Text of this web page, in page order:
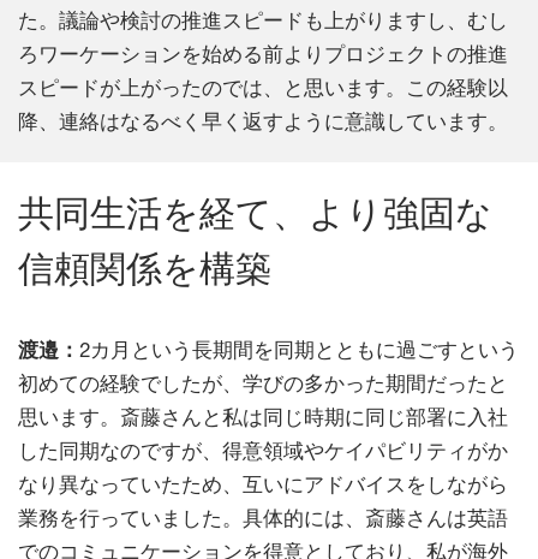
た。議論や検討の推進スピードも上がりますし、むし
ろワーケーションを始める前よりプロジェクトの推進
スピードが上がったのでは、と思います。この経験以
降、連絡はなるべく早く返すように意識しています。
共同生活を経て、より強固な
信頼関係を構築
渡邉： 2カ月という長期間を同期とともに過ごすという
初めての経験でしたが、学びの多かった期間だったと
思います。斎藤さんと私は同じ時期に同じ部署に入社
した同期なのですが、得意領域やケイパビリティがか
なり異なっていたため、互いにアドバイスをしながら
業務を行っていました。具体的には、斎藤さんは英語
でのコミュニケーションを得意としており、私が海外